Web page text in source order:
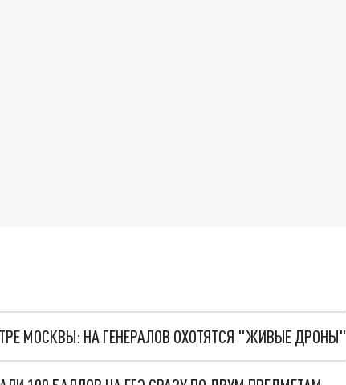
МОСКВЫ: НА ГЕНЕРАЛОВ ОХОТЯТСЯ "ЖИВЫЕ ДРОНЫ"